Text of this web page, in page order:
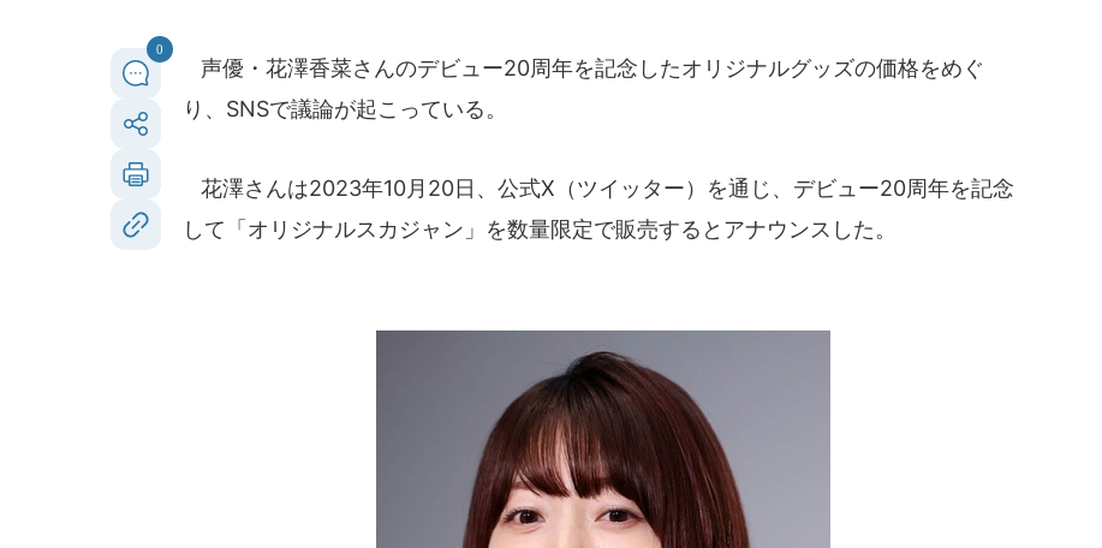
0
声優・花澤香菜さんのデビュー20周年を記念したオリジナルグッズの価格をめぐ
り、SNSで議論が起こっている。
花澤さんは2023年10月20日、公式X（ツイッター）を通じ、デビュー20周年を記念
して「オリジナルスカジャン」を数量限定で販売するとアナウンスした。